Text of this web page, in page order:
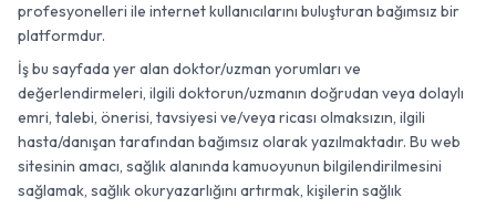
profesyonelleri ile internet kullanıcılarını buluşturan bağımsız bir
platformdur.
İş bu sayfada yer alan doktor/uzman yorumları ve
değerlendirmeleri, ilgili doktorun/uzmanın doğrudan veya dolaylı
emri, talebi, önerisi, tavsiyesi ve/veya ricası olmaksızın, ilgili
hasta/danışan tarafından bağımsız olarak yazılmaktadır. Bu web
sitesinin amacı, sağlık alanında kamuoyunun bilgilendirilmesini
sağlamak, sağlık okuryazarlığını artırmak, kişilerin sağlık